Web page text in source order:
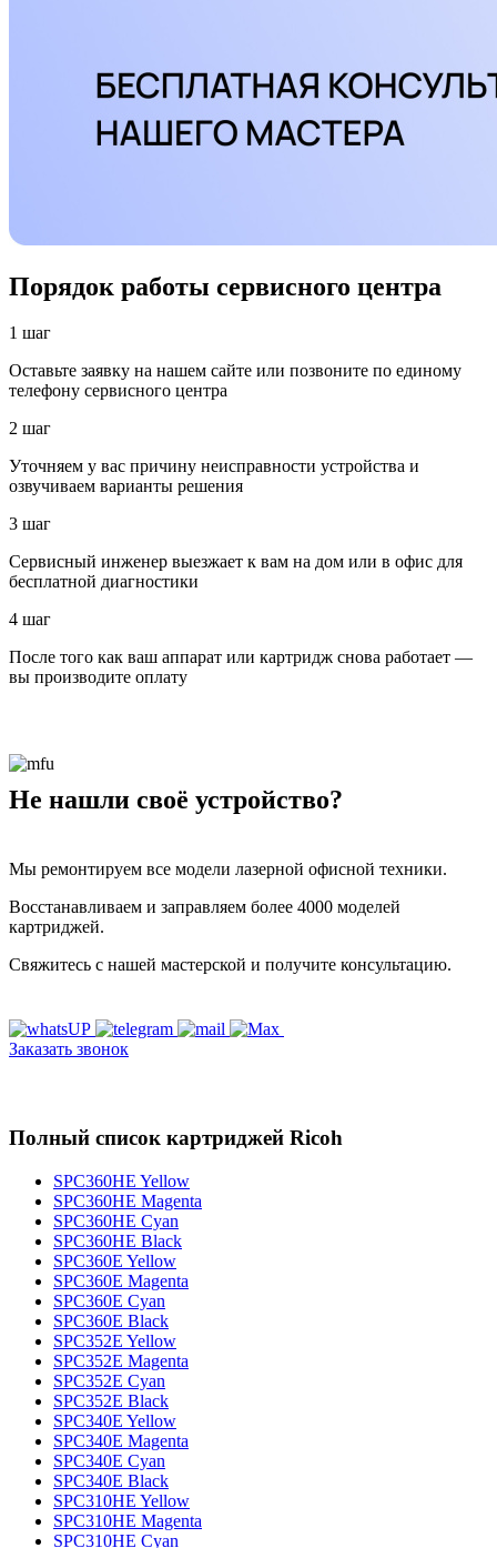
Порядок работы сервисного центра
1 шаг
Оставьте заявку на нашем сайте или позвоните по единому
телефону сервисного центра
2 шаг
Уточняем у вас причину неисправности устройства и
озвучиваем варианты решения
3 шаг
Сервисный инженер выезжает к вам на дом или в офис для
бесплатной диагностики
4 шаг
После того как ваш аппарат или картридж снова работает —
вы производите оплату
Не нашли своё устройство?
Мы ремонтируем все модели лазерной офисной техники.
Восстанавливаем и заправляем более 4000 моделей
картриджей.
Свяжитесь с нашей мастерской и получите консультацию.
Заказать звонок
Полный список картриджей Ricoh
SPC360HE Yellow
SPC360HE Magenta
SPC360HE Cyan
SPC360HE Black
SPC360E Yellow
SPC360E Magenta
SPC360E Cyan
SPC360E Black
SPC352E Yellow
SPC352E Magenta
SPC352E Cyan
SPC352E Black
SPC340E Yellow
SPC340E Magenta
SPC340E Cyan
SPC340E Black
SPC310HE Yellow
SPC310HE Magenta
SPC310HE Cyan